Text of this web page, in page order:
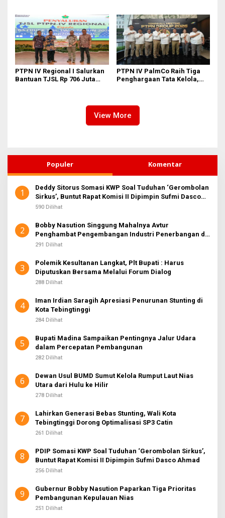
PTPN IV Regional I Salurkan
Bantuan TJSL Rp 706 Juta
PTPN IV PalmCo Raih Tiga
Penghargaan Tata Kelola,
View More
Populer Komentar
1
Deddy Sitorus Somasi KWP Soal Tuduhan ‘Gerombolan
Sirkus’, Buntut Rapat Komisi II Dipimpin Sufmi Dasco
Ahmad
590 Dilihat
2
Bobby Nasution Singgung Mahalnya Avtur
Penghambat Pengembangan Industri Penerbangan di
Sumut
291 Dilihat
3
Polemik Kesultanan Langkat, Plt Bupati : Harus
Diputuskan Bersama Melalui Forum Dialog
288 Dilihat
4
Iman Irdian Saragih Apresiasi Penurunan Stunting di
Kota Tebingtinggi
284 Dilihat
5
Bupati Madina Sampaikan Pentingnya Jalur Udara
dalam Percepatan Pembangunan
282 Dilihat
6
Dewan Usul BUMD Sumut Kelola Rumput Laut Nias
Utara dari Hulu ke Hilir
278 Dilihat
7
Lahirkan Generasi Bebas Stunting, Wali Kota
Tebingtinggi Dorong Optimalisasi SP3 Catin
261 Dilihat
8
PDIP Somasi KWP Soal Tuduhan ‘Gerombolan Sirkus’,
Buntut Rapat Komisi II Dipimpin Sufmi Dasco Ahmad
256 Dilihat
9
Gubernur Bobby Nasution Paparkan Tiga Prioritas
Pembangunan Kepulauan Nias
251 Dilihat